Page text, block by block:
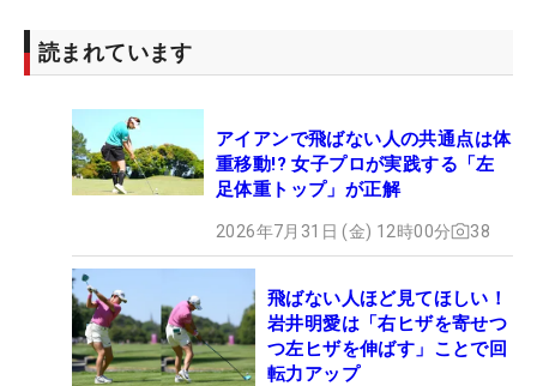
読まれています
アイアンで飛ばない人の共通点は体
重移動!? 女子プロが実践する「左
足体重トップ」が正解
2026年7月31日 (金) 12時00分 38
飛ばない人ほど見てほしい！
岩井明愛は「右ヒザを寄せつ
つ左ヒザを伸ばす」ことで回
転力アップ